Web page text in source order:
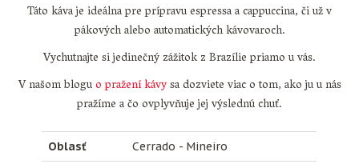
Táto káva je ideálna pre prípravu espressa a cappuccina, či už v
pákových alebo automatických kávovaroch.
Vychutnajte si jedinečný zážitok z Brazílie priamo u vás.
V našom bloguo pražení kávysa dozviete viac o tom, ako ju u nás
pražíme a čo ovplyvňuje jej výslednú chuť.
Oblasť Cerrado - Mineiro